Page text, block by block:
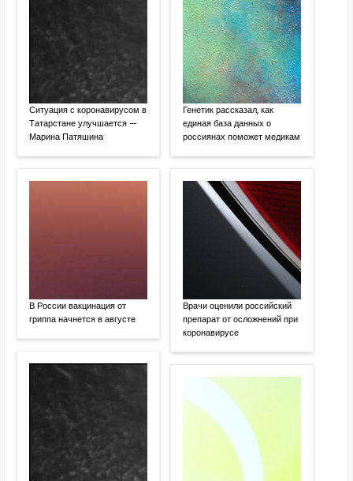
Ситуация с коронавирусом в
Татарстане улучшается —
Марина Патяшина
В России вакцинация от
гриппа начнется в августе
Генетик рассказал, как
единая база данных о
россиянах поможет медикам
Врачи оценили российский
препарат от осложнений при
коронавирусе